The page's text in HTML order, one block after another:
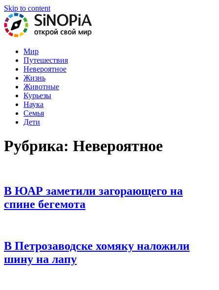
Skip to content
На нашем портале вы найдете самые интересные статьи обо
всем в мире!
Мир
Путешествия
Невероятное
Жизнь
Животные
Курьезы
Наука
Семья
Дети
Рубрика: Невероятное
В ЮАР заметили загорающего на
спине бегемота
В Петрозаводске хомяку наложили
шину на лапу